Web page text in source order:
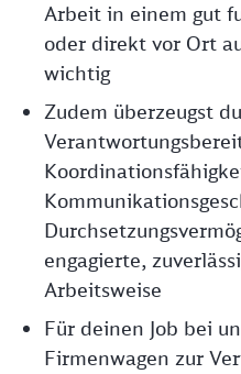
Arbeit in einem gut
oder direkt vor Ort
wichtig
Zudem überzeugst
engagierte,
Arbeitsweise
Für deinen Job bei
Firmenwagen zur